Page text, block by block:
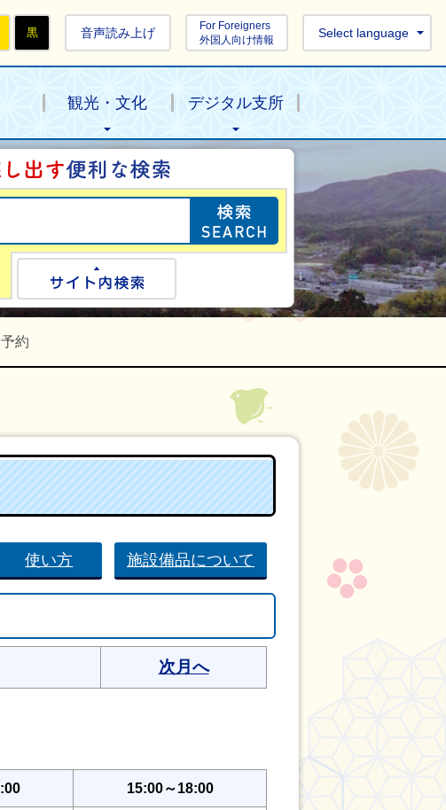
黒 音声読み上げ
For Foreigners
外国人向け情報
Select language
観光・文化 デジタル支所
目的の情報を探
Google検索
約
使い方 施設備品について
次月へ
15:00～18:00